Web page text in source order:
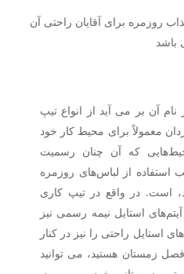
روزمره برای آقایان راحتی آن
باشد
آن بر می آید از انواع تیپ
معمولاً برای محیط کار خود
که آن چنان رسمیت
استفاده از لباس‌های روزمره
است. در واقع در تیپ کاری
استایل نیمه رسمی نیز
استایل راحتی را نیز در کنار
فصل زمستان هستید، می توانید